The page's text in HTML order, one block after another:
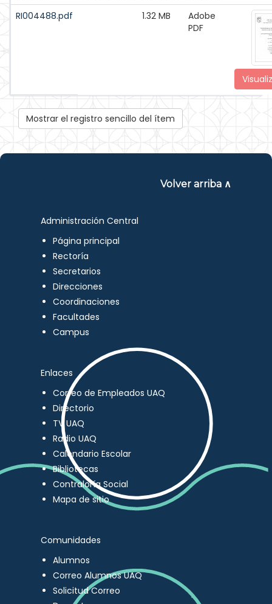
RI004488.pdf
1.32 MB
Adobe
PDF
Mostrar el registro sencillo del ítem
Volver arriba ∧
Administración Central
Página principal
Rectoría
Secretarios
Direcciones
Coordinaciones
Facultades
Campus
Enlaces
Correo de Empleados UAQ
Directorio
TV UAQ
Radio UAQ
Calendario Escolar
Bibliotecas
Contraloría Social
Mapa de sitio
Comunidades
Alumnos
Correo Alumnos UAQ
Solicitud Correo